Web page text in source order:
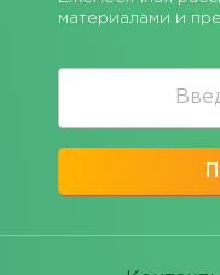
материалами и